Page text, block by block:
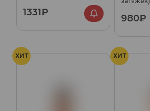
1331₽
980₽
ХИТ ХИТ